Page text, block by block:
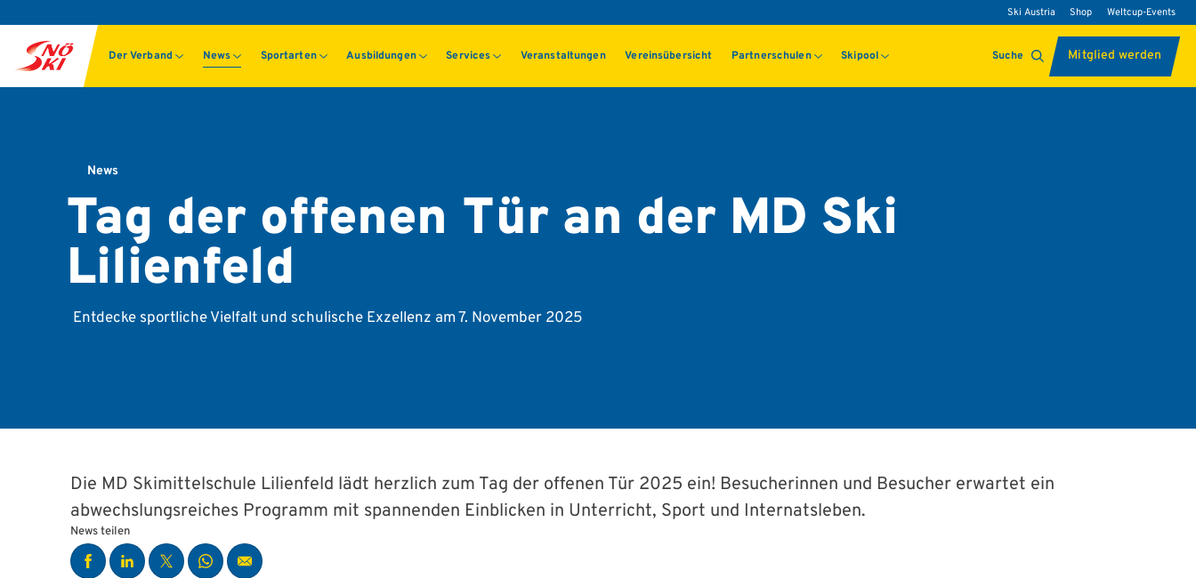
Ski Austria Shop Weltcup-Events
Der Verband News Sportarten Ausbildungen Services Veranstaltungen Vereinsübersicht Partnerschulen Skipool Suche Mitglied werden
News
Tag der offenen Tür an der MD Ski
Lilienfeld
Entdecke sportliche Vielfalt und schulische Exzellenz am 7. November 2025
Die MD Skimittelschule Lilienfeld lädt herzlich zum Tag der offenen Tür 2025 ein! Besucherinnen und Besucher erwartet ein
abwechslungsreiches Programm mit spannenden Einblicken in Unterricht, Sport und Internatsleben.
News teilen